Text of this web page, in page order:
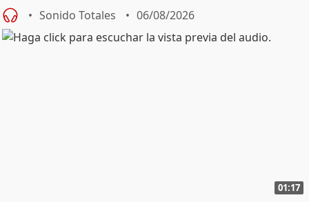
Sonido Totales 06/08/2026
01:17